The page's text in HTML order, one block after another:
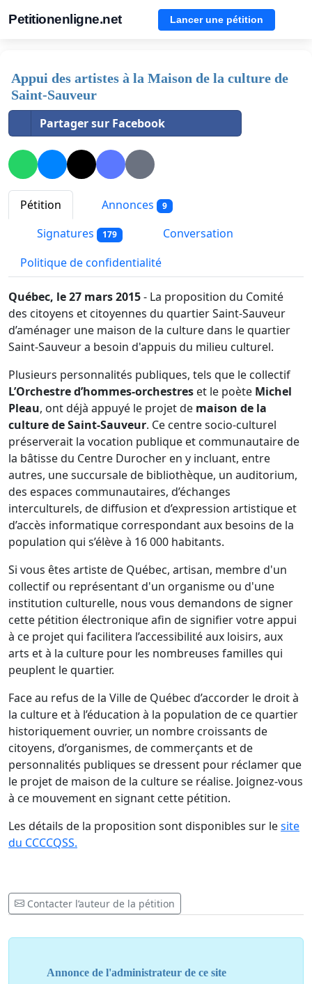
Petitionenligne.net Lancer une pétition
Appui des artistes à la Maison de la culture de
Saint-Sauveur
Partager sur Facebook
Pétition Annonces 9
Signatures 179
Conversation
Politique de confidentialité
Québec, le 27 mars 2015- La proposition du Comité
des citoyens et citoyennes du quartier Saint-Sauveur
d’aménager une maison de la culture dans le quartier
Saint-Sauveur a besoin d'appuis du milieu culturel.
Plusieurs personnalités publiques, tels que le collectif
L’Orchestre d’hommes-orchestres et le poète Michel
Pleau, ont déjà appuyé le projet de maison de la
culture de Saint-Sauveur. Ce centre socio-culturel
préserverait la vocation publique et communautaire de
la bâtisse du Centre Durocher en y incluant, entre
autres, une succursale de bibliothèque, un auditorium,
des espaces communautaires, d’échanges
interculturels, de diffusion et d’expression artistique et
d’accès informatique correspondant aux besoins de la
population qui s’élève à 16 000 habitants.
Si vous êtes artiste de Québec, artisan, membre d'un
collectif ou représentant d'un organisme ou d'une
institution culturelle, nous vous demandons de signer
cette pétition électronique afin de signifier votre appui
à ce projet qui facilitera l’accessibilité aux loisirs, aux
arts et à la culture pour les nombreuses familles qui
peuplent le quartier.
Face au refus de la Ville de Québec d’accorder le droit à
la culture et à l’éducation à la population de ce quartier
historiquement ouvrier, un nombre croissants de
citoyens, d’organismes, de commerçants et de
personnalités publiques se dressent pour réclamer que
le projet de maison de la culture se réalise. Joignez-vous
à ce mouvement en signant cette pétition.
Les détails de la proposition sont disponibles sur lesite
du CCCCQSS.
Contacter l’auteur de la pétition
Annonce de l'administrateur de ce site